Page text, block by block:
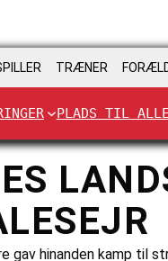
TRÆNER
PLADS TIL ALLE
gav hinanden kamp til